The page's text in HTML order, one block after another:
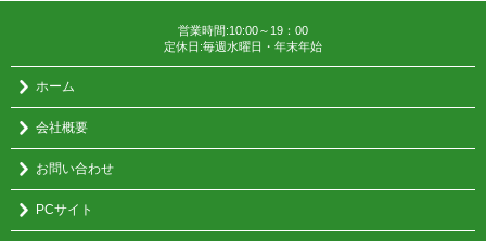
営業時間:10:00～19：00
定休日:毎週水曜日・年末年始
ホーム
会社概要
お問い合わせ
PCサイト